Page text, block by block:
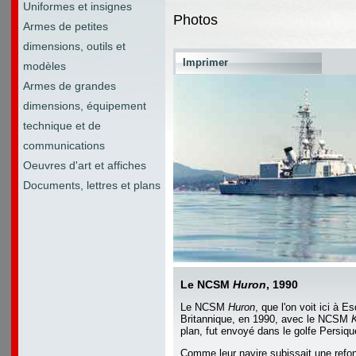
Uniformes et insignes
Armes de petites
dimensions, outils et
modèles
Armes de grandes
dimensions, équipement
technique et de
communications
Oeuvres d'art et affiches
Documents, lettres et plans
Photos
Imprimer
Le NCSM Huron, 1990
Le NCSM Huron, que l'on voit ici à
Britannique, en 1990, avec le NCSM
plan, fut envoyé dans le golfe
Comme leur navire subissait une